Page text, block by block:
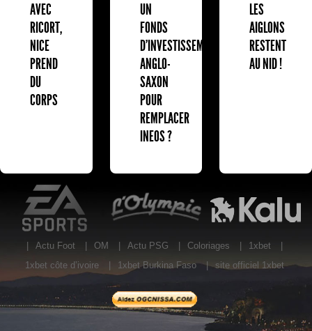
AVEC
RICORT,
NICE
PREND
DU
CORPS
UN
FONDS
D'INVESTISSEMENT
ANGLO-
SAXON
POUR
REMPLACER
INEOS ?
LES
AIGLONS
RESTENT
AU NID !
EA Sports
Actu Foot OM Actu PSG Coloriages 1xbet
1xbet côte d’ivoire
1xbet Burkina Faso | site officiel 1xbet